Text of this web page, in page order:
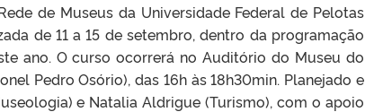
de Museus da Universidade Federal de Pelotas
de 11 a 15 de setembro, dentro da programação
ano. O curso ocorrerá no Auditório do Museu do
Pedro Osório), das 16h às 18h30min. Planejado e
e Natalia Aldrigue (Turismo), com o apoio